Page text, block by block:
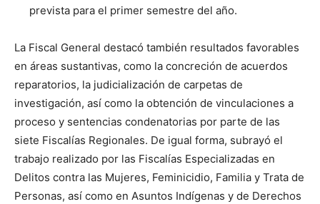
prevista para el primer semestre del año.
La Fiscal General destacó también resultados favorables
en áreas sustantivas, como la concreción de acuerdos
reparatorios, la judicialización de carpetas de
investigación, así como la obtención de vinculaciones a
proceso y sentencias condenatorias por parte de las
siete Fiscalías Regionales. De igual forma, subrayó el
trabajo realizado por las Fiscalías Especializadas en
Delitos contra las Mujeres, Feminicidio, Familia y Trata de
Personas, así como en Asuntos Indígenas y de Derechos